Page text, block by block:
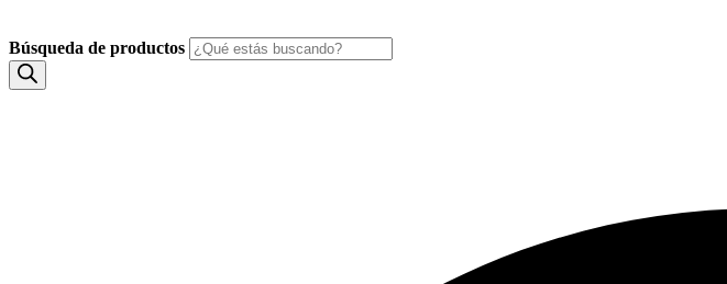
Búsqueda de productos